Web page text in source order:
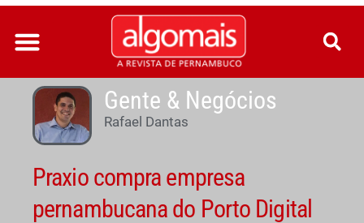
Ir
para
conteúdo
Gente & Negócios
Rafael Dantas
Praxio compra empresa
pernambucana do Porto Digital